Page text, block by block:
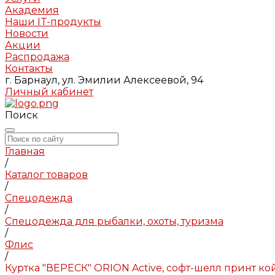
Академия
Наши IT-продукты
Новости
Акции
Распродажа
Контакты
г. Барнаул, ул. Эмилии Алексеевой, 94
Личный кабинет
Поиск
Главная
/
Каталог товаров
/
Спецодежда
/
Спецодежда для рыбалки, охоты, туризма
/
Флис
/
Куртка "ВЕРЕСК" ORION Active, софт-шелл принт